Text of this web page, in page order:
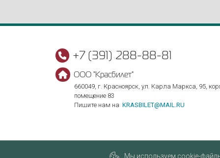
+7 (391) 288-88-81
ООО "Красбилет"
660049, г. Красноярск, ул. Карла Маркса, 95,
помещение 83
Пишите нам на KRASBILET@MAIL.RU
Мы используем cookie-